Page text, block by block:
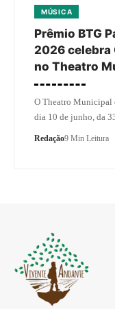
MÚSICA
Prêmio BTG
2026 celebra
no Theatro
O Theatro Municipal
dia 10 de junho, da
Redação9 Min Leitura